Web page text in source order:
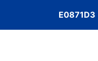
E0871D3